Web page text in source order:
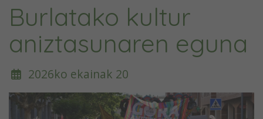
Burlatako kultur
aniztasunaren eguna
2026ko ekainak 20